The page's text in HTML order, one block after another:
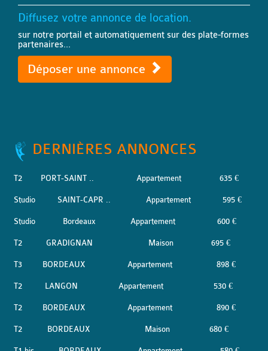
Diffusez votre annonce de location.
sur notre portail et automatiquement sur des plate-formes
partenaires...
Déposer une annonce
DERNIÈRES ANNONCES
T2 PORT-SAINT .. Appartement 635 €
Studio SAINT-CAPR .. Appartement 595 €
Studio Bordeaux Appartement 600 €
T2 GRADIGNAN Maison 695 €
T3 BORDEAUX Appartement 898 €
T2 LANGON Appartement 530 €
T2 BORDEAUX Appartement 890 €
T2 BORDEAUX Maison 680 €